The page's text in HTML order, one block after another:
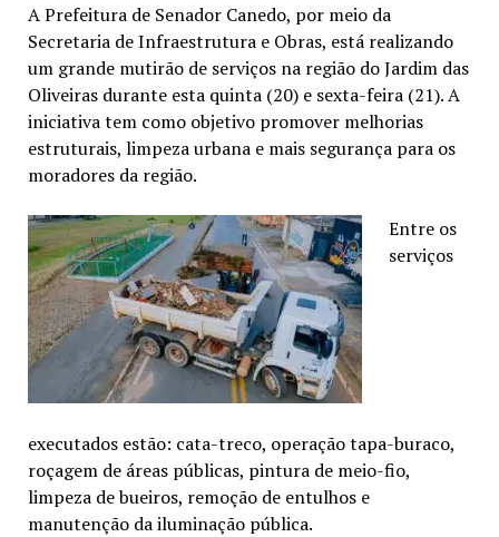
A Prefeitura de Senador Canedo, por meio da
Secretaria de Infraestrutura e Obras, está realizando
um grande mutirão de serviços na região do Jardim das
Oliveiras durante esta quinta (20) e sexta-feira (21). A
iniciativa tem como objetivo promover melhorias
estruturais, limpeza urbana e mais segurança para os
moradores da região.
Entre os
serviços
executados estão: cata-treco, operação tapa-buraco,
roçagem de áreas públicas, pintura de meio-fio,
limpeza de bueiros, remoção de entulhos e
manutenção da iluminação pública.